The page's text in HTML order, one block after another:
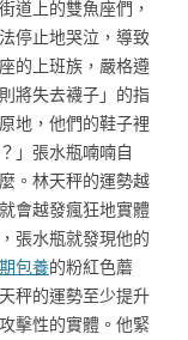
道上的雙魚座們，
停止地哭泣，導致
的上班族，嚴格遵
將失去襪子」的指
地，他們的鞋子裡
」張水瓶喃喃自
。林天秤的運勢越
會越發瘋狂地實體
張水瓶就發現他的
包養的粉紅色蘑
秤的運勢至少提升
擊性的實體。他緊